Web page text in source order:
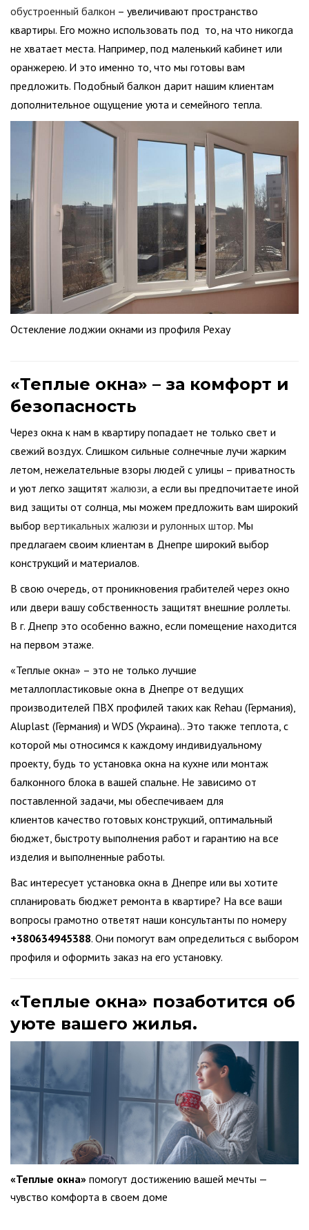
обустроенный балкон – увеличивают пространство
квартиры. Его можно использовать под то, на что никогда
не хватает места. Например, под маленький кабинет или
оранжерею. И это именно то, что мы готовы вам
предложить. Подобный балкон дарит нашим клиентам
дополнительное ощущение уюта и семейного тепла.
Остекление лоджии окнами из профиля Рехау
«Теплые окна» – за комфорт и
безопасность
Через окна к нам в квартиру попадает не только свет и
свежий воздух. Слишком сильные солнечные лучи жарким
летом, нежелательные взоры людей с улицы – приватность
и уют легко защитят жалюзи, а если вы предпочитаете иной
вид защиты от солнца, мы можем предложить вам широкий
выбор вертикальных жалюзи и рулонных штор. Мы
предлагаем своим клиентам в Днепре широкий выбор
конструкций и материалов.
В свою очередь, от проникновения грабителей через окно
или двери вашу собственность защитят внешние роллеты.
В г. Днепр это особенно важно, если помещение находится
на первом этаже.
«Теплые окна» – это не только лучшие
металлопластиковые окна в Днепре от ведущих
производителей ПВХ профилей таких как Rehau (Германия),
Aluplast (Германия) и WDS (Украина).. Это также теплота, с
которой мы относимся к каждому индивидуальному
проекту, будь то установка окна на кухне или монтаж
балконного блока в вашей спальне. Не зависимо от
поставленной задачи, мы обеспечиваем для
клиентов качество готовых конструкций, оптимальный
бюджет, быстроту выполнения работ и гарантию на все
изделия и выполненные работы.
Вас интересует установка окна в Днепре или вы хотите
спланировать бюджет ремонта в квартире? На все ваши
вопросы грамотно ответят наши консультанты по номеру
+380634945388. Они помогут вам определиться с выбором
профиля и оформить заказ на его установку.
«Теплые окна» позаботится об
уюте вашего жилья.
«Теплые окна» помогут достижению вашей мечты —
чувство комфорта в своем доме